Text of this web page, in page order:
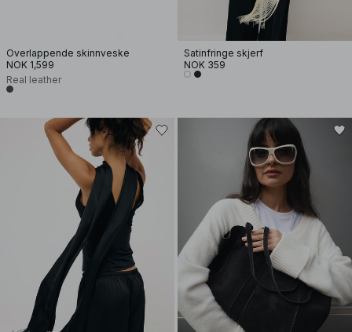
Overlappende skinnveske
NOK 1,599
Real leather
Satinfringe skjerf
NOK 359